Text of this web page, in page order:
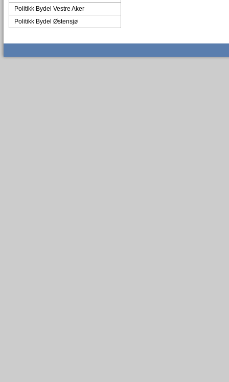
Politikk Bydel Vestre Aker
Politikk Bydel Østensjø